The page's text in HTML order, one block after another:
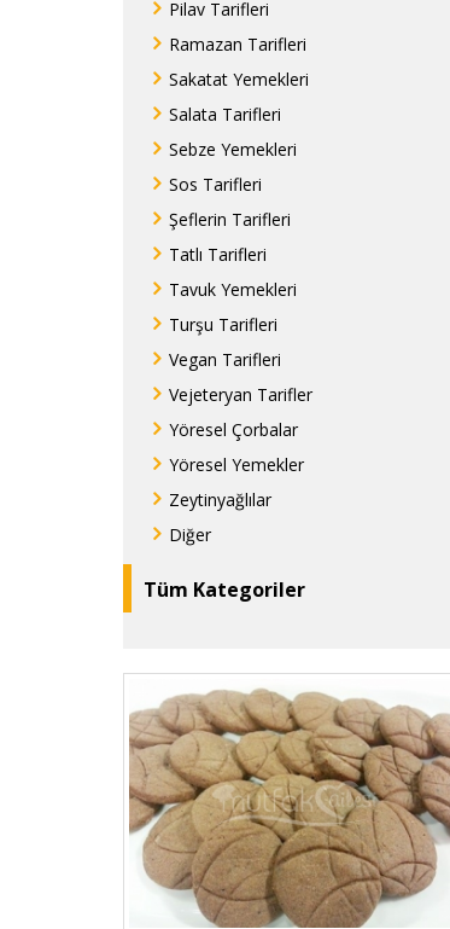
Pilav Tarifleri
Ramazan Tarifleri
Sakatat Yemekleri
Salata Tarifleri
Sebze Yemekleri
Sos Tarifleri
Şeflerin Tarifleri
Tatlı Tarifleri
Tavuk Yemekleri
Turşu Tarifleri
Vegan Tarifleri
Vejeteryan Tarifler
Yöresel Çorbalar
Yöresel Yemekler
Zeytinyağlılar
Diğer
Tüm Kategoriler